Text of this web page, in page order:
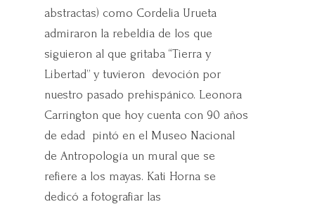
abstractas) como Cordelia Urueta
admiraron la rebeldía de los que
siguieron al que gritaba “Tierra y
Libertad” y tuvieron devoción por
nuestro pasado prehispánico. Leonora
Carrington que hoy cuenta con 90 años
de edad pintó en el Museo Nacional
de Antropología un mural que se
refiere a los mayas. Kati Horna se
dedicó a fotografiar las